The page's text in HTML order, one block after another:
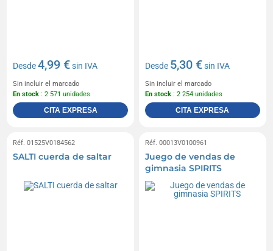
Desde4,99 €sin IVA
Sin incluir el marcado
En stock : 2 571 unidades
CITA EXPRESA
Desde 5,30 €sin IVA
Sin incluir el marcado
En stock : 2 254 unidades
CITA EXPRESA
Réf. 01525V0184562
SALTI cuerda de saltar
Réf. 00013V0100961
Juego de vendas de
gimnasia SPIRITS